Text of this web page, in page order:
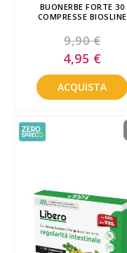
BUONERBE FORTE 30
COMPRESSE BIOSLINE
9,90 €
Special
Price
4,95 €
ACQUISTA